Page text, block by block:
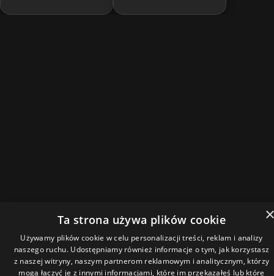
Ta strona używa plików cookie
Używamy plików cookie w celu personalizacji treści, reklam i analizy
naszego ruchu. Udostępniamy również informacje o tym, jak korzystasz
z naszej witryny, naszym partnerom reklamowym i analitycznym, którzy
mogą łączyć je z innymi informacjami, które im przekazałeś lub które